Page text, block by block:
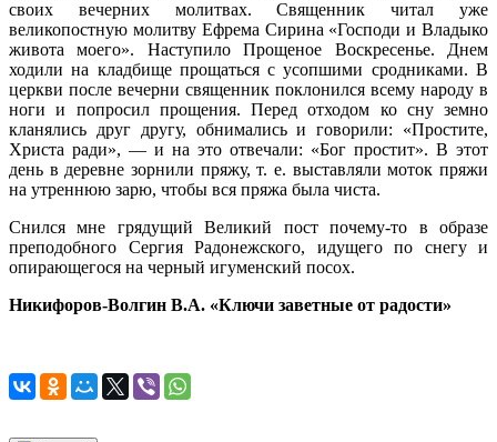
своих вечерних молитвах. Священник читал уже
великопостную молитву Ефрема Сирина «Господи и Владыко
живота моего». Наступило Прощеное Воскресенье. Днем
ходили на кладбище прощаться с усопшими сродниками. В
церкви после вечерни священник поклонился всему народу в
ноги и попросил прощения. Перед отходом ко сну земно
кланялись друг другу, обнимались и говорили: «Простите,
Христа ради», — и на это отвечали: «Бог простит». В этот
день в деревне зорнили пряжу, т. е. выставляли моток пряжи
на утреннюю зарю, чтобы вся пряжа была чиста.
Снился мне грядущий Великий пост почему-то в образе
преподобного Сергия Радонежского, идущего по снегу и
опирающегося на черный игуменский посох.
Никифоров-Волгин В.А. «Ключи заветные от радости»